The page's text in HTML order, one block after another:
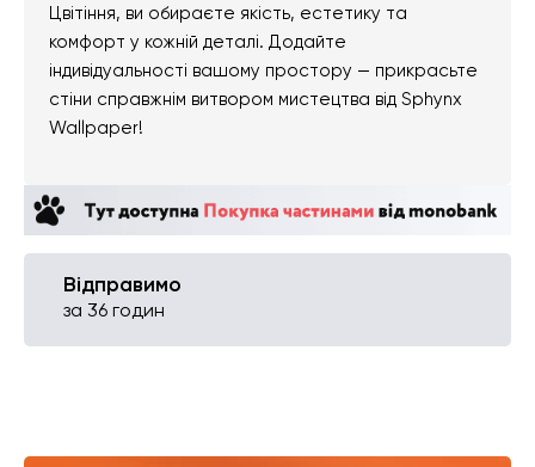
Цвітіння, ви обираєте якість, естетику та
комфорт у кожній деталі. Додайте
індивідуальності вашому простору — прикрасьте
стіни справжнім витвором мистецтва від Sphynx
Wallpaper!
Відправимо
за 36 годин